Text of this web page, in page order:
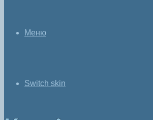
Меню
Switch skin